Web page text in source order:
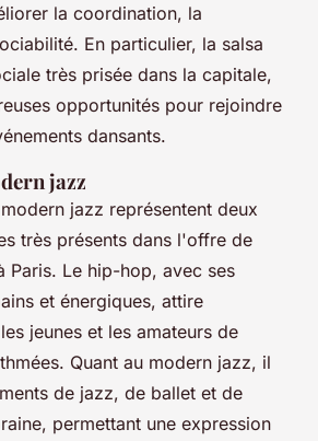
la coordination, la
En particulier, la salsa
très prisée dans la capitale,
opportunités pour rejoindre
dansants.
jazz
jazz représentent deux
très présents dans l'offre de
Paris. Le hip-hop, avec ses
et énergiques, attire
jeunes et les amateurs de
Quant au modern jazz, il
de jazz, de ballet et de
permettant une expression